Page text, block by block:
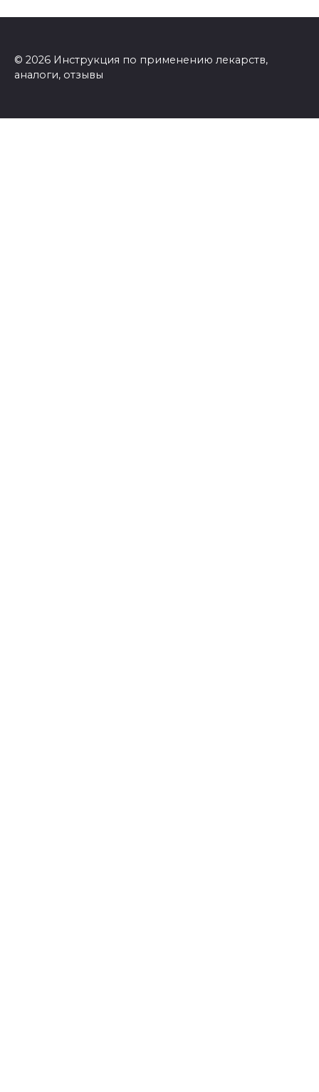
© 2026 Инструкция по применению лекарств,
аналоги, отзывы